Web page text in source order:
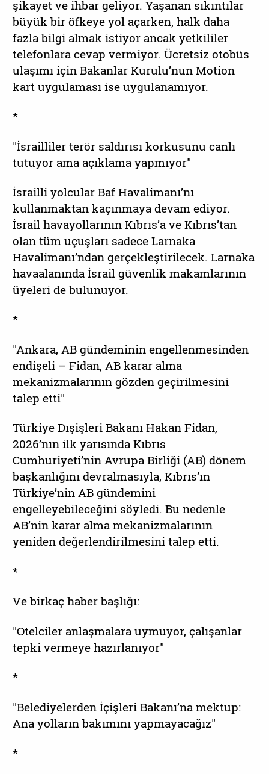
şikayet ve ihbar geliyor. Yaşanan sıkıntılar
büyük bir öfkeye yol açarken, halk daha
fazla bilgi almak istiyor ancak yetkililer
telefonlara cevap vermiyor. Ücretsiz otobüs
ulaşımı için Bakanlar Kurulu’nun Motion
kart uygulaması ise uygulanamıyor.
*
"İsrailliler terör saldırısı korkusunu canlı
tutuyor ama açıklama yapmıyor"
İsrailli yolcular Baf Havalimanı’nı
kullanmaktan kaçınmaya devam ediyor.
İsrail havayollarının Kıbrıs’a ve Kıbrıs’tan
olan tüm uçuşları sadece Larnaka
Havalimanı’ndan gerçekleştirilecek. Larnaka
havaalanında İsrail güvenlik makamlarının
üyeleri de bulunuyor.
*
"Ankara, AB gündeminin engellenmesinden
endişeli – Fidan, AB karar alma
mekanizmalarının gözden geçirilmesini
talep etti"
Türkiye Dışişleri Bakanı Hakan Fidan,
2026’nın ilk yarısında Kıbrıs
Cumhuriyeti’nin Avrupa Birliği (AB) dönem
başkanlığını devralmasıyla, Kıbrıs’ın
Türkiye’nin AB gündemini
engelleyebileceğini söyledi. Bu nedenle
AB’nin karar alma mekanizmalarının
yeniden değerlendirilmesini talep etti.
*
Ve birkaç haber başlığı:
"Otelciler anlaşmalara uymuyor, çalışanlar
tepki vermeye hazırlanıyor"
*
"Belediyelerden İçişleri Bakanı’na mektup:
Ana yolların bakımını yapmayacağız"
*